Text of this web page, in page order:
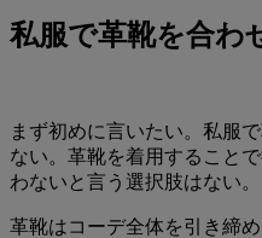
私服で革靴を合わ
まず初めに言いたい。私服
ない。革靴を着用すること
わないと言う選択肢はない。
革靴はコーデ全体を引き締